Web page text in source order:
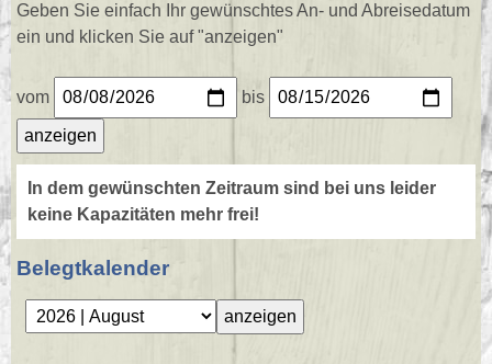
Geben Sie einfach Ihr gewünschtes An- und Abreisedatum
ein und klicken Sie auf "anzeigen"
vom bis
In dem gewünschten Zeitraum sind bei uns leider
keine Kapazitäten mehr frei!
Belegtkalender